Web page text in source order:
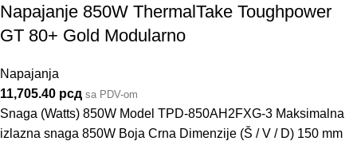
Napajanje 850W ThermalTake Toughpower
GT 80+ Gold Modularno
Napajanja
11,705.40 рсд sa PDV-om
Snaga (Watts) 850W Model TPD-850AH2FXG-3 Maksimalna
izlazna snaga 850W Boja Crna Dimenzije (Š / V / D) 150 mm